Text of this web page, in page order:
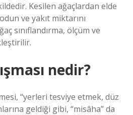
Kesilen ağaçlardan elde
ve yakıt miktarını
sınıflandırma, ölçüm ve
nedir?
“yerleri tesviye etmek, düz
geldiği gibi, “misâha” da